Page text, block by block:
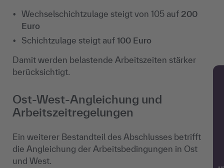
Wechselschichtzulage steigt von 105 auf 200
Euro
Schichtzulage steigt auf 100 Euro
Damit werden belastende Arbeitszeiten stärker
berücksichtigt.
Ost-West-Angleichung und
Arbeitszeitregelungen
Ein weiterer Bestandteil des Abschlusses betrifft
die Angleichung der Arbeitsbedingungen in Ost
und West.